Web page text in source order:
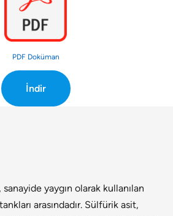
PDF Doküman
İndir
yaygın olarak kullanılan
arasındadır. Sülfürik asit,